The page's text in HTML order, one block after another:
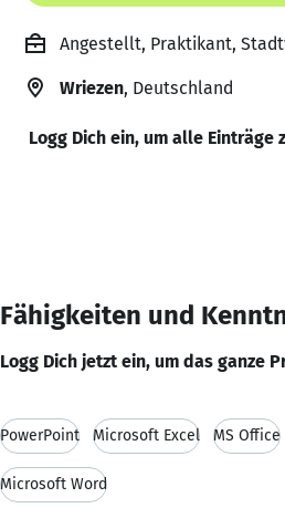
Angestellt, Praktikant,
Wriezen, Deutschland
Logg Dich ein, um alle Einträge
Fähigkeiten und
Logg Dich jetzt ein, um das ganze
PowerPoint Microsoft Excel MS Office
Microsoft Word